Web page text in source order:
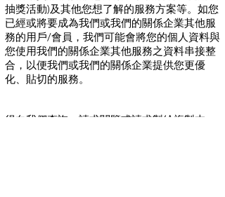
抽獎活動)及其他您想了解的服務方案等。如您
已經或將要成為我們或我們的關係企業其他服
務的用戶/會員，我們可能會將您的個人資料與
您使用我們的關係企業其他服務之資料串接整
合，以便我們或我們的關係企業提供您更優
化、貼切的服務。
得向我們查詢、請求閱覽或請求製給複製本，